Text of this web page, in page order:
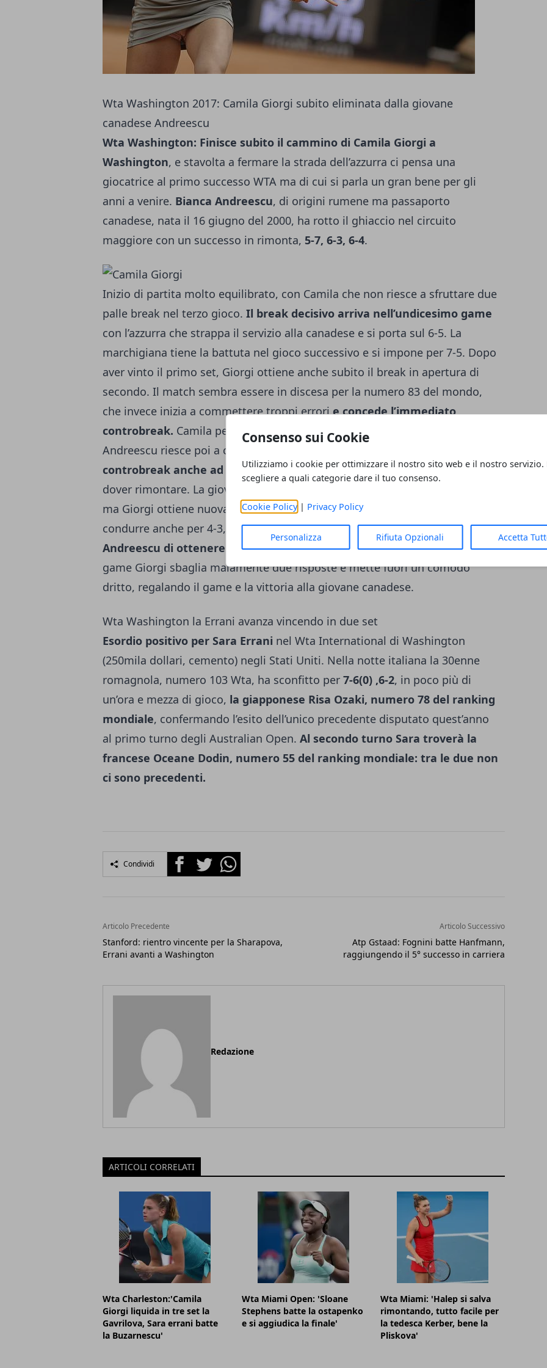
Consenso sui Cookie
Utilizziamo i cookie per ottimizzare il nostro sito web e il nostro servizio.
scegliere a quali categorie dare il tuo consenso.
Cookie Policy| Privacy Policy
Personalizza Rifiuta Opzionali Accetta
Wta Washington 2017: Camila Giorgi subito eliminata dalla giovane
canadese Andreescu
Wta Washington: Finisce subito il cammino di Camila Giorgi a
Washington, e stavolta a fermare la strada dell’azzurra ci pensa una
giocatrice al primo successo WTA ma di cui si parla un gran bene per gli
anni a venire. Bianca Andreescu, di origini rumene ma passaporto
canadese, nata il 16 giugno del 2000, ha rotto il ghiaccio nel circuito
maggiore con un successo in rimonta, 5-7, 6-3, 6-4.
Inizio di partita molto equilibrato, con Camila che non riesce a sfruttare due
palle break nel terzo gioco. Il break decisivo arriva nell’undicesimo game
con l’azzurra che strappa il servizio alla canadese e si porta sul 6-5. La
marchigiana tiene la battuta nel gioco successivo e si impone per 7-5. Dopo
aver vinto il primo set, Giorgi ottiene anche subito il break in apertura di
secondo. Il match sembra essere in discesa per la numero 83 del mondo,
che invece inizia a commettere troppi errorie concede l’immediato
controbreak. Camila perde nuovamente il servizio nel sesto game e
Andreescu riesce poi a chiudere il set in suo favore per 6-3.
controbreak anche ad inizio terzo sete questa volta è la marchigiana a
dover rimontare. La giovane canadese si riporta nuovamente avanti sul 3-2,
ma Giorgi ottiene nuovamente il controbreak e pareggia. Camila sale a
condurre anche per 4-3, ma gioca due pessimi gameche permettono ad
Andreescu di ottenere un nuovo break e portarsi sul 5-4. Nell’ultimo
game Giorgi sbaglia malamente due risposte e mette fuori un comodo
dritto, regalando il game e la vittoria alla giovane canadese.
Wta Washington la Errani avanza vincendo in due set
Esordio positivo per Sara Errani nel Wta International di Washington
(250mila dollari, cemento) negli Stati Uniti. Nella notte italiana la 30enne
romagnola, numero 103 Wta, ha sconfitto per 7-6(0) ,6-2, in poco più di
un’ora e mezza di gioco, la giapponese Risa Ozaki, numero 78 del ranking
mondiale, confermando l’esito dell’unico precedente disputato quest’anno
al primo turno degli Australian Open. Al secondo turno Sara troverà la
francese Oceane Dodin, numero 55 del ranking mondiale: tra le due non
ci sono precedenti.
Condividi FacebookTwitterWhatsapp
Articolo Precedente
Stanford: rientro vincente per la Sharapova,
Errani avanti a Washington
Articolo Successivo
Atp Gstaad: Fognini batte Hanfmann,
raggiungendo il 5° successo in carriera
Redazione
ARTICOLI CORRELATI
Wta Charleston:'Camila
Giorgi liquida in tre set la
Gavrilova, Sara errani batte
la Buzarnescu'
Wta Miami Open: 'Sloane
Stephens batte la ostapenko
e si aggiudica la finale'
Wta Miami: 'Halep si salva
rimontando, tutto facile per
la tedesca Kerber, bene la
Pliskova'